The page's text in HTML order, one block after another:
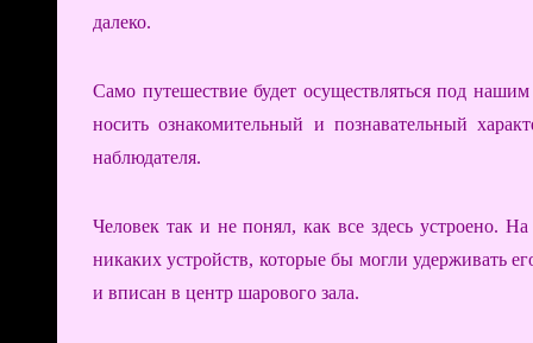
далеко.
Само путешествие будет осуществляться под
носить ознакомительный и познавательный
наблюдателя.
Человек так и не понял, как все здесь устроено.
никаких устройств, которые бы могли удерживать
и вписан в центр шарового зала.